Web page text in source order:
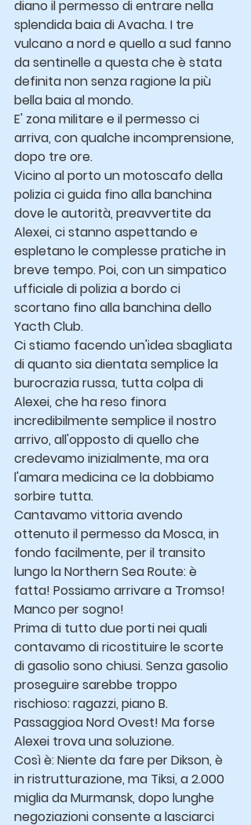
diano il permesso di entrare nella
splendida baia di Avacha. I tre
vulcano a nord e quello a sud fanno
da sentinelle a questa che è stata
definita non senza ragione la più
bella baia al mondo.
E' zona militare e il permesso ci
arriva, con qualche incomprensione,
dopo tre ore.
Vicino al porto un motoscafo della
polizia ci guida fino alla banchina
dove le autorità, preavvertite da
Alexei, ci stanno aspettando e
espletano le complesse pratiche in
breve tempo. Poi, con un simpatico
ufficiale di polizia a bordo ci
scortano fino alla banchina dello
Yacth Club.
Ci stiamo facendo un'idea sbagliata
di quanto sia dientata semplice la
burocrazia russa, tutta colpa di
Alexei, che ha reso finora
incredibilmente semplice il nostro
arrivo, all'opposto di quello che
credevamo inizialmente, ma ora
l'amara medicina ce la dobbiamo
sorbire tutta.
Cantavamo vittoria avendo
ottenuto il permesso da Mosca, in
fondo facilmente, per il transito
lungo la Northern Sea Route: è
fatta! Possiamo arrivare a Tromso!
Manco per sogno!
Prima di tutto due porti nei quali
contavamo di ricostituire le scorte
di gasolio sono chiusi. Senza gasolio
proseguire sarebbe troppo
rischioso: ragazzi, piano B.
Passaggioa Nord Ovest! Ma forse
Alexei trova una soluzione.
Così è: Niente da fare per Dikson, è
in ristrutturazione, ma Tiksi, a 2.000
miglia da Murmansk, dopo lunghe
negoziazioni consente a lasciarci